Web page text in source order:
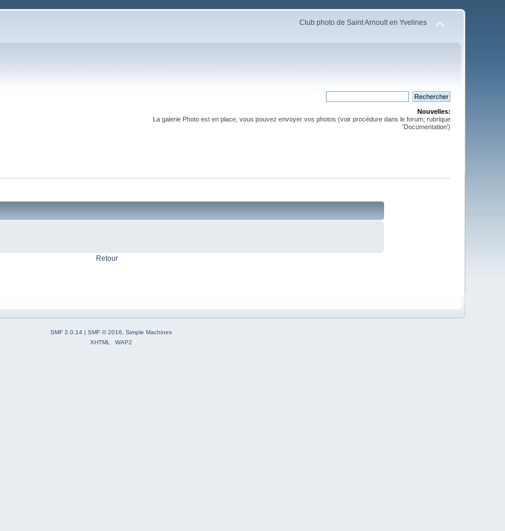
Club photo de Saint Arnoult en Yvelines
Nouvelles:
La galerie Photo est en place, vous pouvez envoyer vos photos (voir procédure dans le forum, rubrique
'Documentation')
Retour
SMF 2.0.14 | SMF © 2016, Simple Machines
XHTML
WAP2